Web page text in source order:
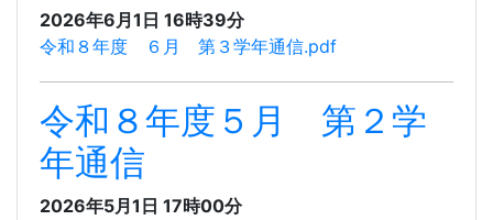
2026年6月1日 16時39分
令和８年度 ６月 第３学年通信.pdf
令和８年度５月 第２学
年通信
2026年5月1日 17時00分